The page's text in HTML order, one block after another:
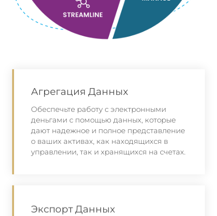
Агрегация Данных
Обеспечьте работу с электронными
деньгами с помощью данных, которые
дают надежное и полное представление
о ваших активах, как находящихся в
управлении, так и хранящихся на счетах.
Экспорт Данных